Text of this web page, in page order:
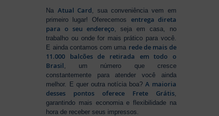
Na Atual Card , sua conveniência vem em
primeiro lugar! Oferecemos entrega direta
para o seu endereço , seja em casa, no
trabalho ou onde for mais prático para você.
E ainda contamos com uma rede de mais de
11.000 balcões de retirada em todo o
Brasil , um número que cresce
constantemente para atender você ainda
melhor. E quer outra notícia boa?A maioria
desses pontos oferece Frete Grátis,
garantindo mais economia e flexibilidade na
hora de receber seus impressos.